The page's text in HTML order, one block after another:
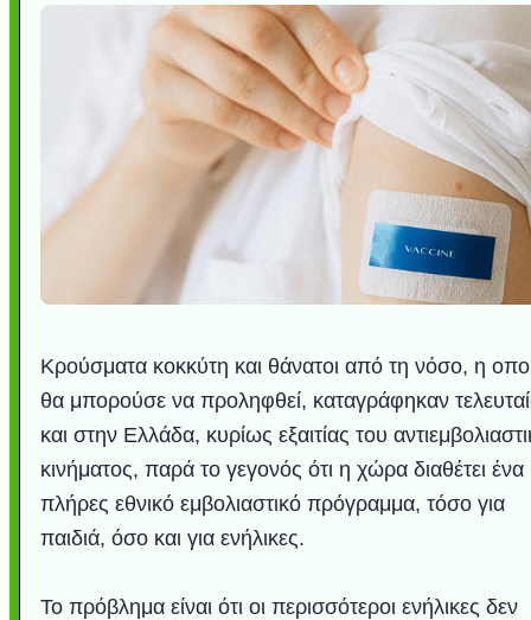
Κρούσματα κοκκύτη και θάνατοι από τη νόσο, η
θα μπορούσε να προληφθεί, καταγράφηκαν
και στην Ελλάδα, κυρίως εξαιτίας του
κινήματος, παρά το γεγονός ότι η χώρα διαθέτει ένα
πλήρες εθνικό εμβολιαστικό πρόγραμμα, τόσο για
παιδιά, όσο και για ενήλικες.
Το πρόβλημα είναι ότι οι περισσότεροι ενήλικες δεν